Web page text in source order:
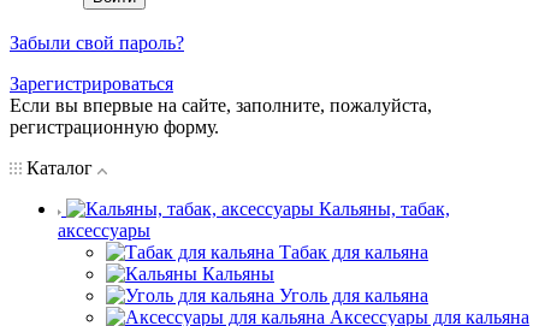
Забыли свой пароль?
Зарегистрироваться
Если вы впервые на сайте, заполните, пожалуйста,
регистрационную форму.
Каталог
Кальяны, табак,
аксессуары
Табак для кальяна
Кальяны
Уголь для кальяна
Аксессуары для кальяна